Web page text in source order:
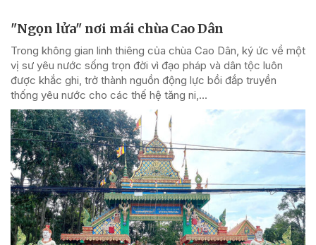
"Ngọn lửa" nơi mái chùa Cao Dân
Trong không gian linh thiêng của chùa Cao Dân, ký ức về một
vị sư yêu nước sống trọn đời vì đạo pháp và dân tộc luôn
được khắc ghi, trở thành nguồn động lực bồi đắp truyền
thống yêu nước cho các thế hệ tăng ni,...